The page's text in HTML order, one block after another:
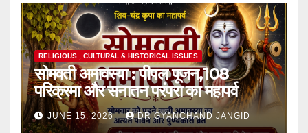
RELIGIOUS , CULTURAL & HISTORICAL ISSUES
सोमवती अमावस्या : पीपल पूजन,108
परिक्रमा और सनातन परंपरा का महापर्व
JUNE 15, 2026 DR GYANCHAND JANGID